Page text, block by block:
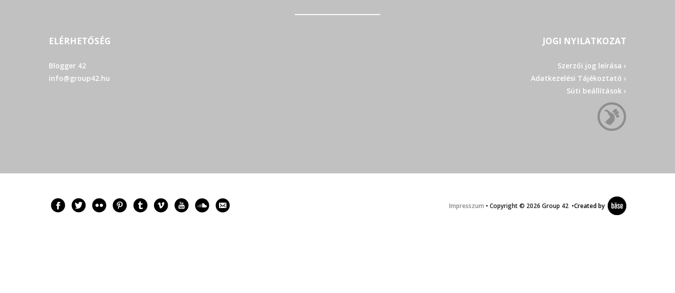
ELÉRHETŐSÉG
Blogger 42
info@group42.hu
JOGI NYILATKOZAT
Szerzői jog leírása ›
Adatkezelési Tájékoztató ›
Süti beállítások ›
Impresszum • Copyright © 2026 Group 42 •Created by